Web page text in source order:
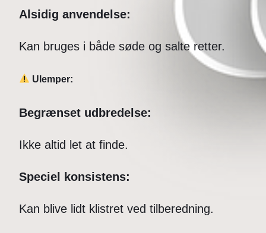
Alsidig anvendelse:
Kan bruges i både søde og salte retter.
Ulemper:
Begrænset udbredelse:
Ikke altid let at finde.
Speciel konsistens:
Kan blive lidt klistret ved tilberedning.